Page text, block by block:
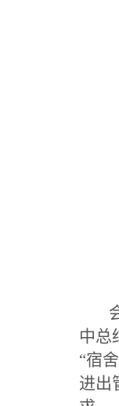
中总
“宿
进出